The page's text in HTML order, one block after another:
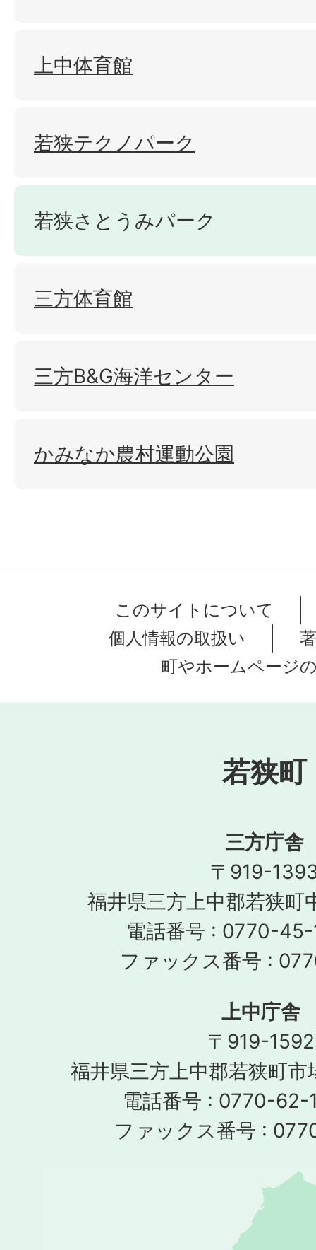
上中体育館
若狭テクノパーク
若狭さとうみパーク
三方体育館
三方B&G海洋センター
かみなか農村運動公園
このサイトについて
個人情報の取扱い
町やホームページ
若狭町
三方庁舎
〒919-
福井県三方上中郡若狭町
電話番号 : 0770-45-
ファックス番号 :
上中庁舎
〒919-1592
福井県三方上中郡若狭町
電話番号 : 0770-62-
ファックス番号 :